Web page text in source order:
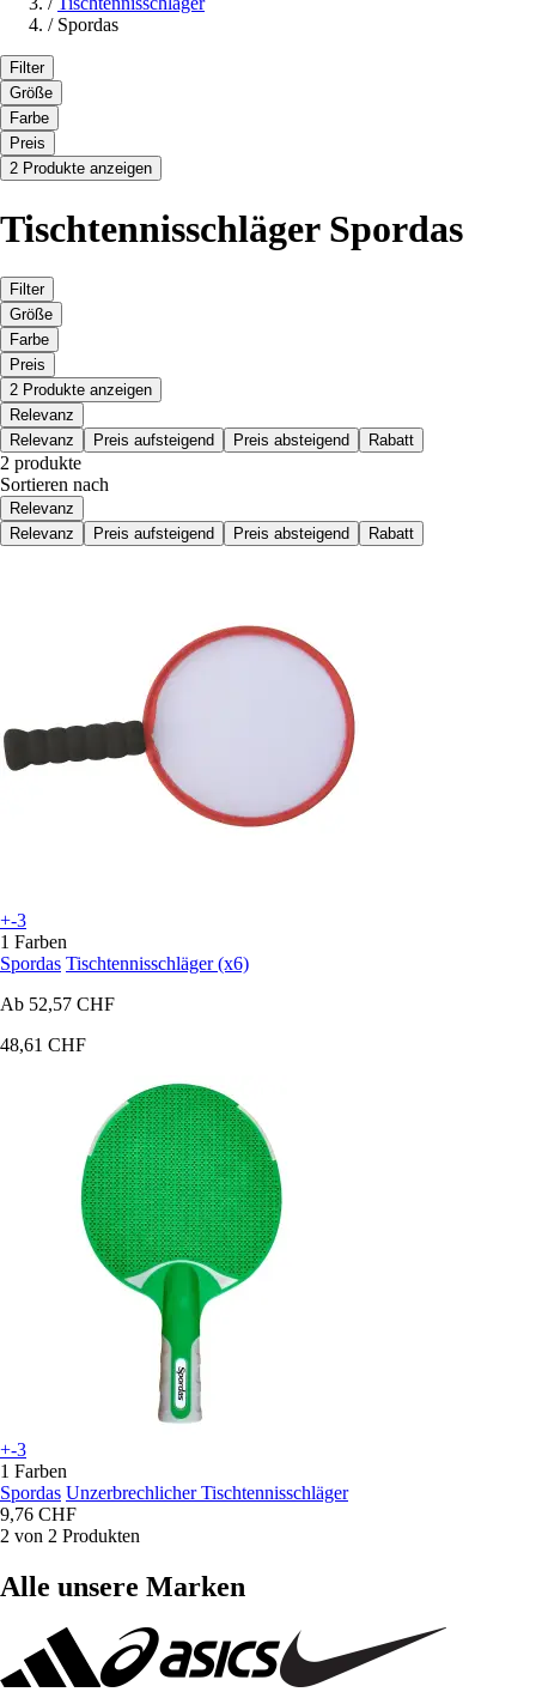
/ Spordas
Filter
Größe
Farbe
Preis
2 Produkte anzeigen
Tischtennisschläger Spordas
Filter
Größe
Farbe
Preis
2 Produkte anzeigen
Relevanz
Relevanz
Preis aufsteigend Preis absteigend Rabatt
2 produkte
Sortieren nach
Relevanz
Relevanz
Preis aufsteigend Preis absteigend Rabatt
+-3
1 Farben
Spordas Tischtennisschläger (x6)
Ab 52,57 CHF
48,61 CHF
+-3
1 Farben
Spordas Unzerbrechlicher Tischtennisschläger
9,76 CHF
2 von 2 Produkten
Alle unsere Marken